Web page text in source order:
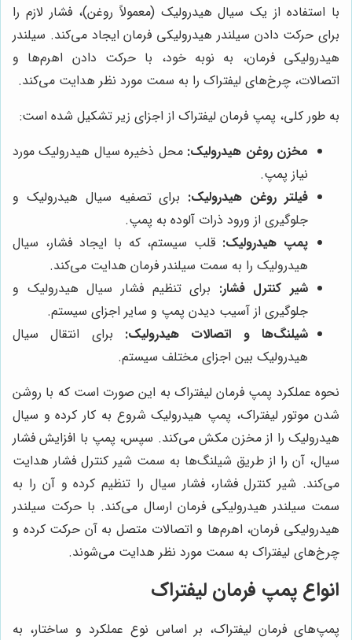
با استفاده از یک سیال هیدرولیک (معمولاً روغن)، فشار لازم را
برای حرکت دادن سیلندر هیدرولیکی فرمان ایجاد می‌کند. سیلندر
هیدرولیکی فرمان، به نوبه خود، با حرکت دادن اهرم‌ها و
اتصالات، چرخ‌های لیفتراک را به سمت مورد نظر هدایت می‌کند.
به طور کلی، پمپ فرمان لیفتراک از اجزای زیر تشکیل شده است:
مخزن روغن هیدرولیک: محل ذخیره سیال هیدرولیک مورد
نیاز پمپ.
فیلتر روغن هیدرولیک: برای تصفیه سیال هیدرولیک و
جلوگیری از ورود ذرات آلوده به پمپ.
پمپ هیدرولیک: قلب سیستم، که با ایجاد فشار، سیال
هیدرولیک را به سمت سیلندر فرمان هدایت می‌کند.
شیر کنترل فشار: برای تنظیم فشار سیال هیدرولیک و
جلوگیری از آسیب دیدن پمپ و سایر اجزای سیستم.
شیلنگ‌ها و اتصالات هیدرولیک: برای انتقال سیال
هیدرولیک بین اجزای مختلف سیستم.
نحوه عملکرد پمپ فرمان لیفتراک به این صورت است که با روشن
شدن موتور لیفتراک، پمپ هیدرولیک شروع به کار کرده و سیال
هیدرولیک را از مخزن مکش می‌کند. سپس، پمپ با افزایش فشار
سیال، آن را از طریق شیلنگ‌ها به سمت شیر کنترل فشار هدایت
می‌کند. شیر کنترل فشار، فشار سیال را تنظیم کرده و آن را به
سمت سیلندر هیدرولیکی فرمان ارسال می‌کند. با حرکت سیلندر
هیدرولیکی فرمان، اهرم‌ها و اتصالات متصل به آن حرکت کرده و
چرخ‌های لیفتراک به سمت مورد نظر هدایت می‌شوند.
انواع پمپ فرمان لیفتراک
پمپ‌های فرمان لیفتراک، بر اساس نوع عملکرد و ساختار، به